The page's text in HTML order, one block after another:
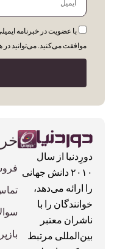
با عضویت در خبرنامه
موافقت می‌کنید. می‌توانید
دورِدنیا از سال
۲۰۱۰ دانش جهانی
را ارائه می‌دهد،
خوانندگان را با
ناشران معتبر
بین‌المللی مرتبط